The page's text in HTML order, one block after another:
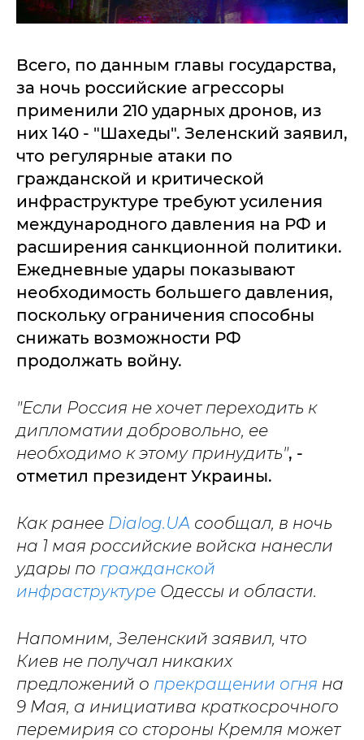
Всего, по данным главы государства,
за ночь российские агрессоры
применили 210 ударных дронов, из
них 140 - "Шахеды". Зеленский заявил,
что регулярные атаки по
гражданской и критической
инфраструктуре требуют усиления
международного давления на РФ и
расширения санкционной политики.
Ежедневные удары показывают
необходимость большего давления,
поскольку ограничения способны
снижать возможности РФ
продолжать войну.
"Если Россия не хочет переходить к
дипломатии добровольно, ее
необходимо к этому принудить", -
отметил президент Украины.
Как ранее Dialog.UA сообщал, в ночь
на 1 мая российские войска нанесли
удары по гражданской
инфраструктуре Одессы и области.
Напомним, Зеленский заявил, что
Киев не получал никаких
предложений о прекращении огня на
9 Мая, а инициатива краткосрочного
перемирия со стороны Кремля может